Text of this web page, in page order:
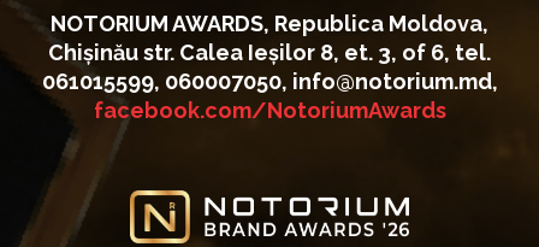
NOTORIUM AWARDS, Republica Moldova,
Chișinău str. Calea Ieșilor 8, et. 3, of 6, tel.
061015599, 060007050, info@notorium.md,
facebook.com/NotoriumAwards